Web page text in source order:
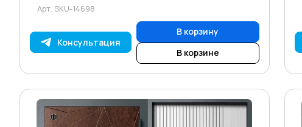
Арт. SKU-14698
Консультация
В корзину
В корзине